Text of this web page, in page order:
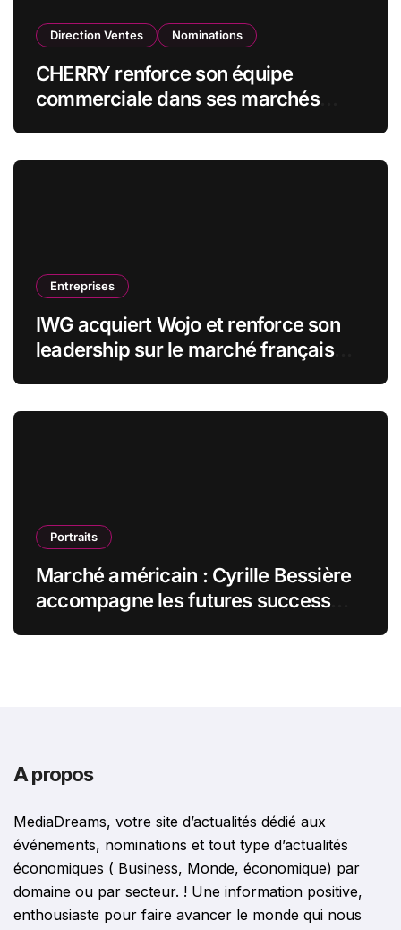
Direction Ventes Nominations
CHERRY renforce son équipe
commerciale dans ses marchés
Entreprises
IWG acquiert Wojo et renforce son
leadership sur le marché français
Portraits
Marché américain : Cyrille Bessière
accompagne les futures success
A propos
MediaDreams, votre site d’actualités dédié aux
événements, nominations et tout type d’actualités
économiques ( Business, Monde, économique) par
domaine ou par secteur. ! Une information positive,
enthousiaste pour faire avancer le monde qui nous